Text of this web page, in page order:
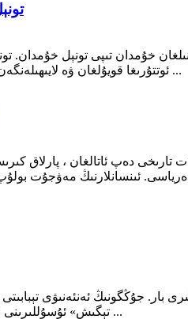
خۇمدان تىپى تونېل خۇمدان.
ئوتتۇرىغا قويۇلغان ۋە لايىھىلەنگەن. خىش ئىشلەپچىقىرىش ئۈچۈن مەخسۇس لايىھەلەنگەن تۇنجى تونېل خۇمداننى گېرمانىيە ...
دەپ ئاتالغان ، پارلاق
بار. جۇڭگونىڭ ئەنئەنىۋى
تېگىش» ئۇسۇللىرىنى قوللىنىش كېرەك ، بۇ پەقەت تاشقى كۆرۈنۈشنى «تەكشۈرۈش» مەنىسىنى بىلدۈرىدۇ ، لى ...